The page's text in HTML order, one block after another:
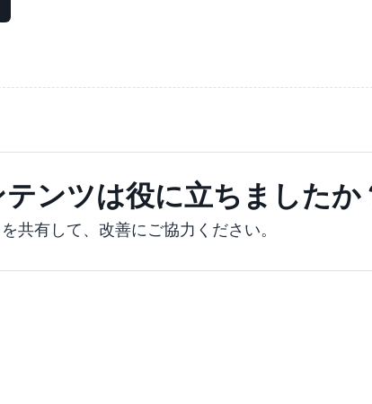
ンツは役に立ちましたか
共有して、改善にご協力ください。